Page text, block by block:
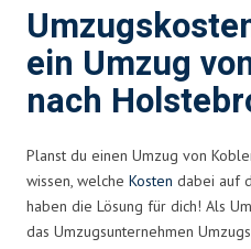
ein Umzug
nach
Planst du einen Umzug von
wissen, welche Kosten dabei auf
haben die Lösung für dich! Als
das Umzugsunternehmen